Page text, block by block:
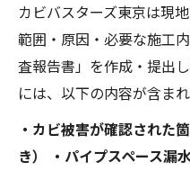
カビバスターズ東京は現
範囲・原因・必要な施工
査報告書」を作成・提出
には、以下の内容が含まれ
・カビ被害が確認された
き） ・パイプスペース漏